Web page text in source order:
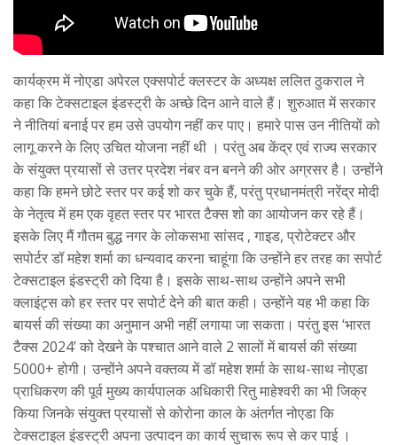
कार्यक्रम में नोएडा अपेरल एक्सपोर्ट क्लस्टर के अध्यक्ष ललित ठुकराल ने
कहा कि टेक्सटाइल इंडस्ट्री के अच्छे दिन आने वाले हैं। शुरुआत में सरकार
ने नीतियां बनाई पर हम उसे उपयोग नहीं कर पाए। हमारे पास उन नीतियों को
लागू करने के लिए उचित योजना नहीं थी । परंतु अब केंद्र एवं राज्य सरकार
के संयुक्त प्रयासों से उत्तर प्रदेश नंबर वन बनने की ओर अग्रसर है। उन्होंने
कहा कि हमने छोटे स्तर पर कई शो कर चुके हैं, परंतु प्रधानमंत्री नरेंद्र मोदी
के नेतृत्व में हम एक वृहत स्तर पर भारत टैक्स शो का आयोजन कर रहे हैं।
इसके लिए मैं गौतम बुद्ध नगर के लोकसभा सांसद , गाइड, प्रोटेक्टर और
सपोर्टर डॉ महेश शर्मा का धन्यवाद करना चाहूंगा कि उन्होंने हर तरह का सपोर्ट
टेक्सटाइल इंडस्ट्री को दिया है। इसके साथ-साथ उन्होंने अपने सभी
क्लाइंट्स को हर स्तर पर सपोर्ट देने की बात कही। उन्होंने यह भी कहा कि
बायर्स की संख्या का अनुमान अभी नहीं लगाया जा सकता। परंतु इस ‘भारत
टैक्स 2024’ को देखने के पश्चात आने वाले 2 सालों में बायर्स की संख्या
5000+ होगी। उन्होंने अपने वक्तव्य में डॉ महेश शर्मा के साथ-साथ नोएडा
प्राधिकरण की पूर्व मुख्य कार्यपालक अधिकारी रितु माहेश्वरी का भी जिक्र
किया जिनके संयुक्त प्रयासों से कोरोना काल के अंतर्गत नोएडा कि
टेक्सटाइल इंडस्ट्री अपना उत्पादन का कार्य सुचारू रूप से कर पाई ।